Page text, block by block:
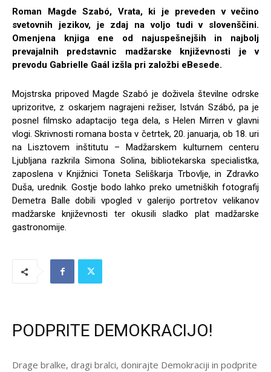
Roman Magde Szabó, Vrata, ki je preveden v večino
svetovnih jezikov, je zdaj na voljo tudi v slovenščini.
Omenjena knjiga ene od najuspešnejših in najbolj
prevajalnih predstavnic madžarske književnosti je v
prevodu Gabrielle Gaál izšla pri založbi eBesede.
Mojstrska pripoved Magde Szabó je doživela številne odrske
uprizoritve, z oskarjem nagrajeni režiser, István Szábó, pa je
posnel filmsko adaptacijo tega dela, s Helen Mirren v glavni
vlogi. Skrivnosti romana bosta v četrtek, 20. januarja, ob 18. uri
na Lisztovem inštitutu – Madžarskem kulturnem centeru
Ljubljana razkrila Simona Solina, bibliotekarska specialistka,
zaposlena v Knjižnici Toneta Seliškarja Trbovlje, in Zdravko
Duša, urednik. Gostje bodo lahko preko umetniških fotografij
Demetra Balle dobili vpogled v galerijo portretov velikanov
madžarske književnosti ter okusili sladko plat madžarske
gastronomije.
PODPRITE DEMOKRACIJO!
Drage bralke, dragi bralci, donirajte Demokraciji in podprite